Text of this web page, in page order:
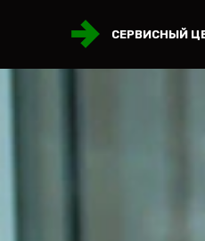
СЕРВИСНЫЙ